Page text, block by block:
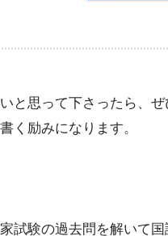
と思って下さったら、
く励みになります。
試験の過去問を解いて国